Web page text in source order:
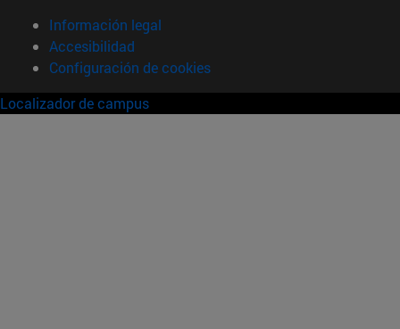
Información legal
Accesibilidad
Configuración de cookies
Localizador de campus